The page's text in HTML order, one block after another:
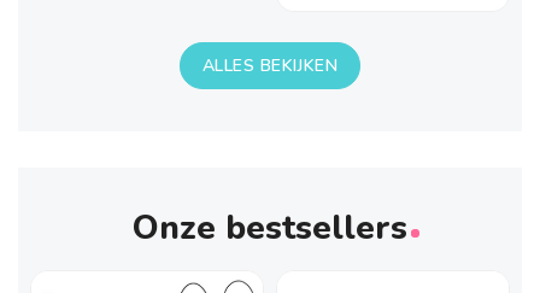
ALLES BEKIJKEN
Onze bestsellers